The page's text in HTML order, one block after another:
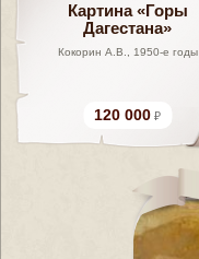
Картина «Горы
Дагестана»
Кокорин А.В., 1950-е годы
120 000